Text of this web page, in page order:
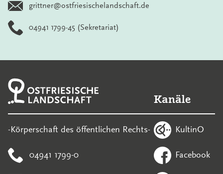
grittner@ostfriesischelandschaft.de
04941 1799-45 (Sekretariat)
-Körperschaft des öffentlichen Rechts-
04941 1799-0
Kanäle
KultinO
Facebook